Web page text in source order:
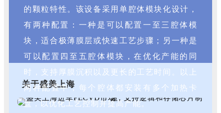
的颗粒特性。该设备采用单腔体模块化设计，
有两种配置：一种是可以配置一至三腔体模
块，适合极薄膜层或快速工艺步骤；另一种是
可以配置四至五腔体模块，在优化产能的同
时，支持厚膜沉积以及更长的工艺时间。以上
两种配置中，每个腔体都安装有多个加热卡
盘，以优化工艺控制并提高产能。
关于盛美上海